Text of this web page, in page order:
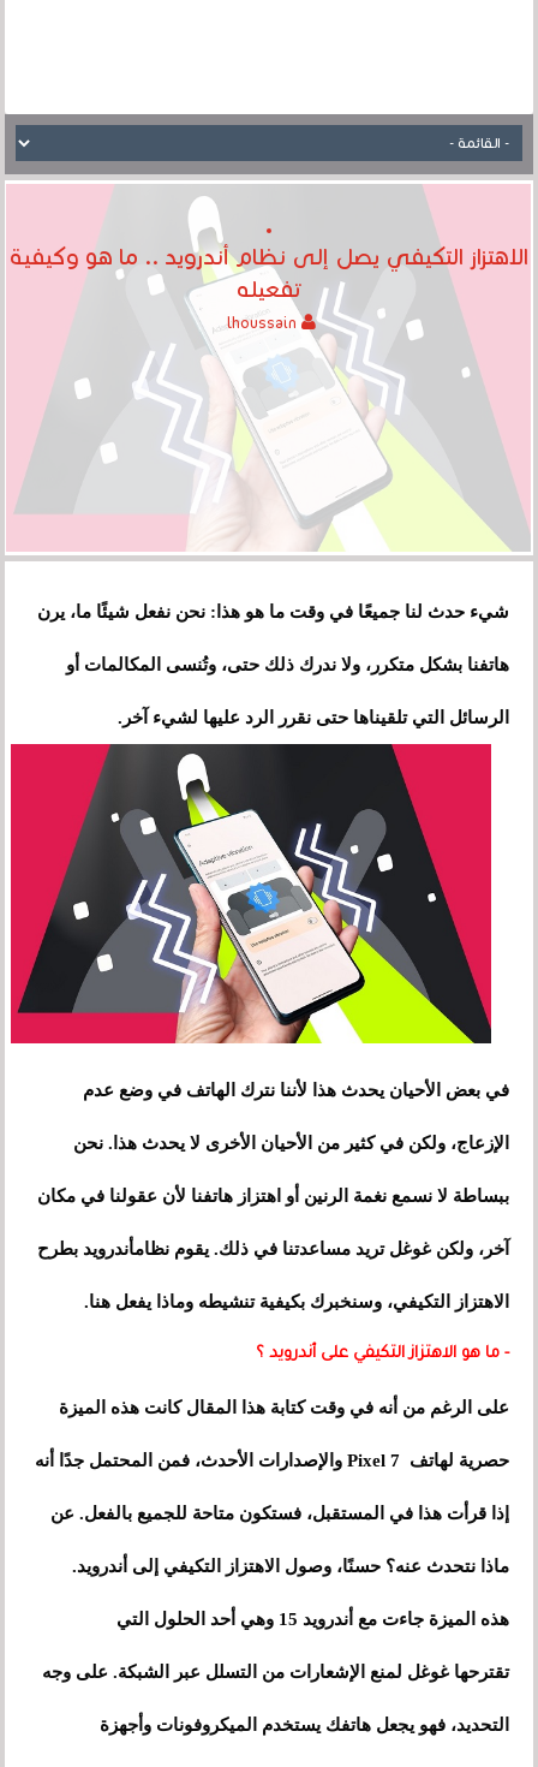
الاهتزاز التكيفي يصل إلى نظام أندرويد .. ما هو وكيفية
تفعيله
شيء حدث لنا جميعًا في وقت ما هو هذا: نحن نفعل شيئًا ما، يرن
هاتفنا بشكل متكرر، ولا ندرك ذلك حتى، وتُنسى المكالمات أو
الرسائل التي تلقيناها حتى نقرر الرد عليها لشيء آخر.
في بعض الأحيان يحدث هذا لأننا نترك الهاتف في وضع عدم
الإزعاج، ولكن في كثير من الأحيان الأخرى لا يحدث هذا. نحن
ببساطة لا نسمع نغمة الرنين أو اهتزاز هاتفنا لأن عقولنا في مكان
آخر، ولكن غوغل تريد مساعدتنا في ذلك. يقوم نظامأندرويد بطرح
الاهتزاز التكيفي، وسنخبرك بكيفية تنشيطه وماذا يفعل هنا.
- ما هو الاهتزاز التكيفي على أندرويد ؟
على الرغم من أنه في وقت كتابة هذا المقال كانت هذه الميزة
حصرية لهاتف Pixel 7 والإصدارات الأحدث، فمن المحتمل جدًا أنه
إذا قرأت هذا في المستقبل، فستكون متاحة للجميع بالفعل. عن
ماذا نتحدث عنه؟ حسنًا، وصول الاهتزاز التكيفي إلى أندرويد.
هذه الميزة جاءت مع أندرويد 15 وهي أحد الحلول التي
تقترحها غوغل لمنع الإشعارات من التسلل عبر الشبكة. على وجه
التحديد، فهو يجعل هاتفك يستخدم الميكروفونات وأجهزة